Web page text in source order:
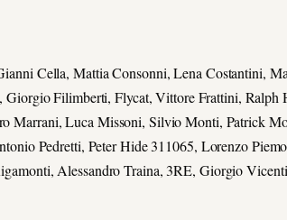
Cella, Mattia Consonni, Lena Costantini,
Filimberti, Flycat, Vittore Frattini,
Marrani, Luca Missoni, Silvio Monti, Patrick
Pedretti, Peter Hide 311065, Lorenzo
Alessandro Traina, 3RE, Giorgio